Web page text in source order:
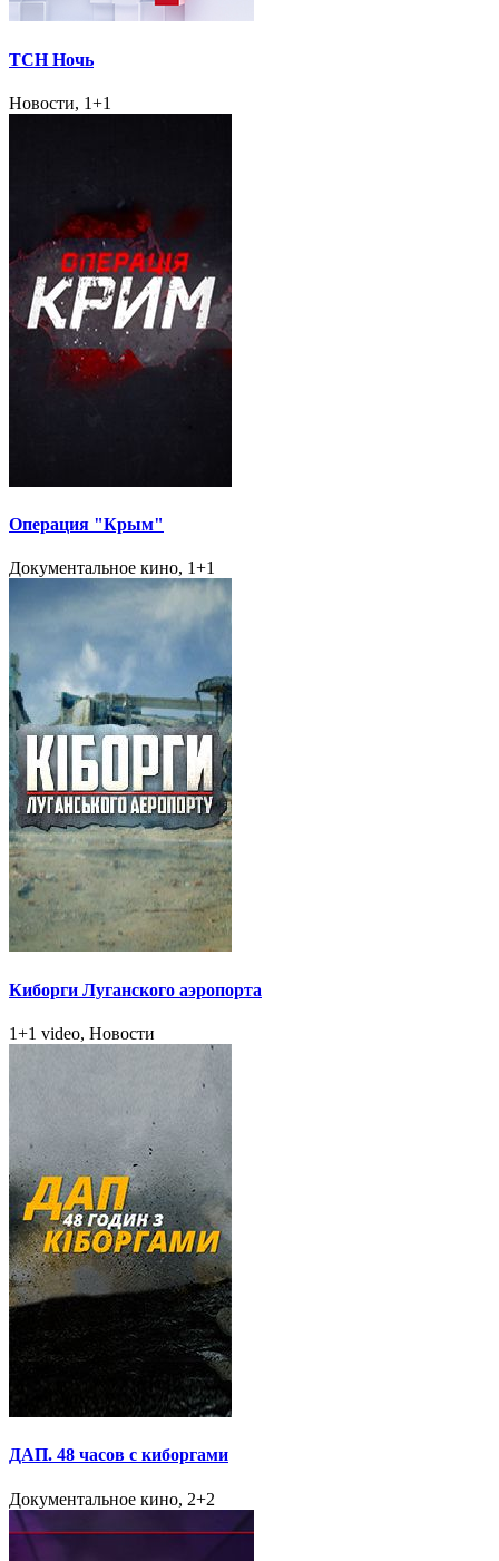
ТСН Ночь
Новости, 1+1
Операция "Крым"
Документальное кино, 1+1
Киборги Луганского аэропорта
1+1 video, Новости
ДАП. 48 часов с киборгами
Документальное кино, 2+2